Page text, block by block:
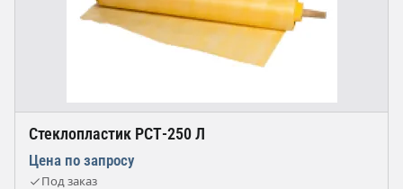
Стеклопластик РСТ-250 Л
Цена по запросу
Под заказ